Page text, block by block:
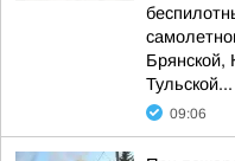
Брянской,
Тульской...
09:06